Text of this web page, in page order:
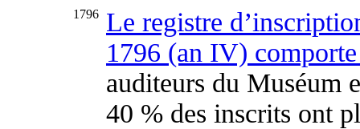
1796 Le registre
1796 (an IV)
auditeurs du Muséum
40 % des inscrits ont